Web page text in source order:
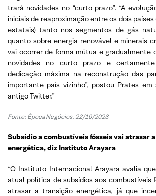
trará novidades no “curto prazo”. “A
iniciais de reaproximação entre os dois
estatais) tanto nos segmentos de gás
quanto sobre energia renovável e minerais
vai ocorrer de forma mútua e gradualmente
novidades no curto prazo e
dedicação máxima na reconstrução das
importante país vizinho”, postou Prates
antigo Twitter.”
Fonte: Época Negócios, 22/10/2023
Subsídio a combustíveis fósseis vai atrasar
energética, diz Instituto Arayara
“O Instituto Internacional Arayara avalia
atual política de subsídios aos combustíveis
atrasar a transição energética, já que